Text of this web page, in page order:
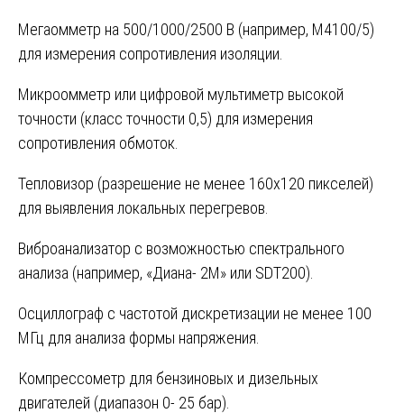
Мегаомметр на 500/1000/2500 В (например, М4100/5)
для измерения сопротивления изоляции.
Микроомметр или цифровой мультиметр высокой
точности (класс точности 0,5) для измерения
сопротивления обмоток.
Тепловизор (разрешение не менее 160х120 пикселей)
для выявления локальных перегревов.
Виброанализатор с возможностью спектрального
анализа (например, «Диана- 2М» или SDT200).
Осциллограф с частотой дискретизации не менее 100
МГц для анализа формы напряжения.
Компрессометр для бензиновых и дизельных
двигателей (диапазон 0- 25 бар).